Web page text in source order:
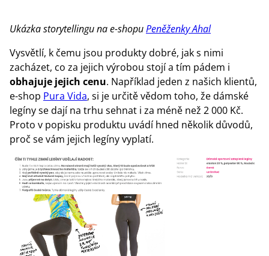
Ukázka storytellingu na e-shopuPeněženky Ahal
Vysvětlí, k čemu jsou produkty dobré, jak s nimi
zacházet, co za jejich výrobou stojí a tím pádem i
obhajuje jejich cenu. Například jeden z našich klientů,
e-shop Pura Vida, si je určitě vědom toho, že dámské
legíny se dají na trhu sehnat i za méně než 2 000 Kč.
Proto v popisku produktu uvádí hned několik důvodů,
proč se vám jejich legíny vyplatí.